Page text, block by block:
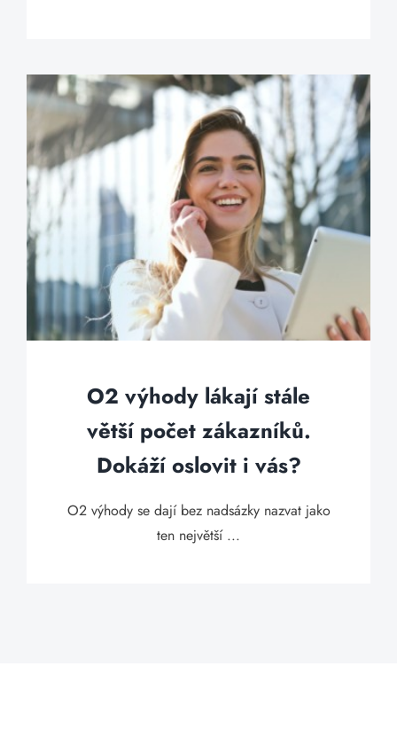
O2 výhody lákají stále
větší počet zákazníků.
Dokáží oslovit i vás?
O2 výhody se dají bez nadsázky nazvat jako
ten největší ...